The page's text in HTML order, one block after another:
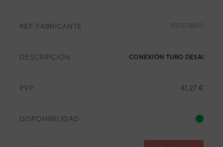
REF. FABRICANTE 9375718015
DESCRIPCIÓN CONEXIÓN TUBO DESAGÜE
PVP 41,27 €
DISPONIBILIDAD